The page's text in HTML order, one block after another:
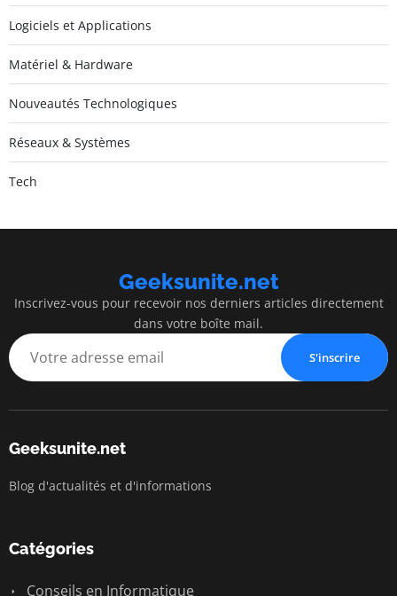
Logiciels et Applications
Matériel & Hardware
Nouveautés Technologiques
Réseaux & Systèmes
Tech
Geeksunite.net
Inscrivez-vous pour recevoir nos derniers articles directement
dans votre boîte mail.
S'inscrire
Geeksunite.net
Blog d'actualités et d'informations
Catégories
Conseils en Informatique